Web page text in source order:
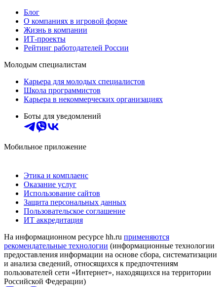
Блог
О компаниях в игровой форме
Жизнь в компании
ИТ-проекты
Рейтинг работодателей России
Молодым специалистам
Карьера для молодых специалистов
Школа программистов
Карьера в некоммерческих организациях
Боты для уведомлений
Мобильное приложение
Этика и комплаенс
Оказание услуг
Использование сайтов
Защита персональных данных
Пользовательское соглашение
ИТ аккредитация
На информационном ресурсе hh.ru применяются
рекомендательные технологии (информационные технологии
предоставления информации на основе сбора, систематизации
и анализа сведений, относящихся к предпочтениям
пользователей сети «Интернет», находящихся на территории
Российской Федерации)